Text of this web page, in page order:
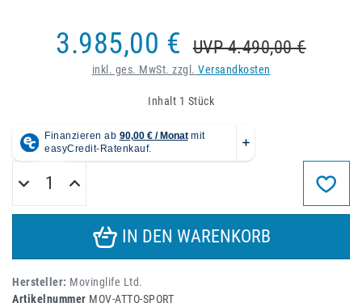
3.985,00 € UVP 4.490,00 €
inkl. ges. MwSt. zzgl. Versandkosten
Inhalt 1 Stück
IN DEN WARENKORB
Hersteller: Movinglife Ltd.
Artikelnummer MOV-ATTO-SPORT